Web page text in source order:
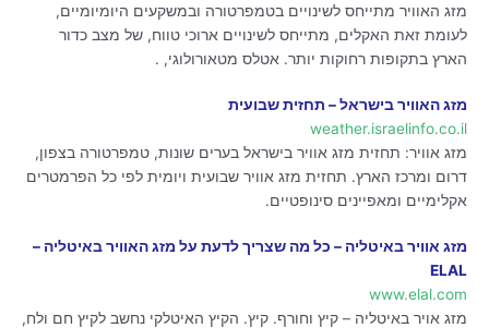
מזג האוויר מתייחס לשינויים בטמפרטורה ובמשקעים היומיומיים,
לעומת זאת האקלים, מתייחס לשינויים ארוכי טווח, של מצב כדור
הארץ בתקופות רחוקות יותר. אטלס מטאורולוגי, .
מזג האוויר בישראל – תחזית שבועית
weather.israelinfo.co.il
מזג אוויר: תחזית מזג אוויר בישראל בערים שונות, טמפרטורה בצפון,
דרום ומרכז הארץ. תחזית מזג אוויר שבועית ויומית לפי כל הפרמטרים
אקלימיים ומאפיינים סינופטיים.
מזג אוויר באיטליה – כל מה שצריך לדעת על מזג האוויר באיטליה –
ELAL
www.elal.com
מזג אויר באיטליה – קיץ וחורף. קיץ. הקיץ האיטלקי נחשב לקיץ חם ולח,